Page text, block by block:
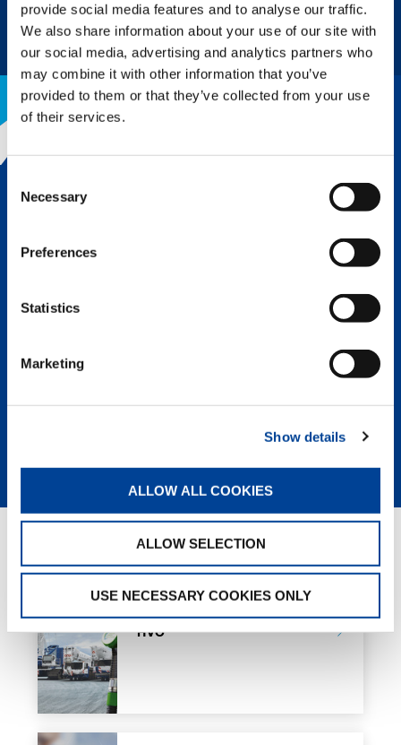
provide social media features and to analyse our traffic.
We also share information about your use of our site with
our social media, advertising and analytics partners who
may combine it with other information that you’ve
provided to them or that they’ve collected from your use
of their services.
Selection
Necessary
Preferences
Statistics
Marketing
Show details
ALLOW ALL COOKIES
ALLOW SELECTION
USE NECESSARY COOKIES ONLY
SCHEDA TECNICA
IL VANTAGGIO DI TADANO
Grazie alla leggendaria reputazione di
sollevamento. L’ingegnerizzazione, il
manutenzione di prim’ordine si
più elevato e nel costo di proprietà e
di funzionamento più bassi di
ULTERIORI INFORMAZIONI
HVO